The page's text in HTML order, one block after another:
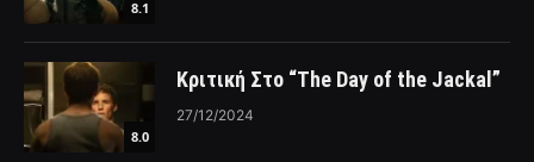
8.1
8.0
Κριτική Στο “The Day of the Jackal”
27/12/2024